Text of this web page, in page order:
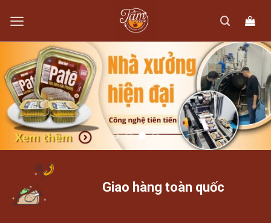
content
Giao hàng toàn quốc